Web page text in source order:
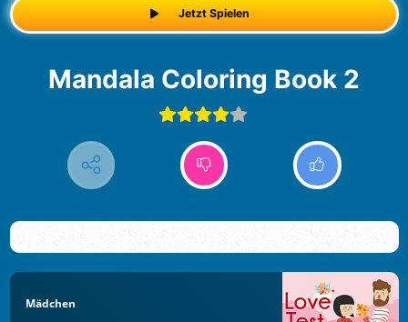
Jetzt Spielen
Mandala Coloring Book 2
Mädchen